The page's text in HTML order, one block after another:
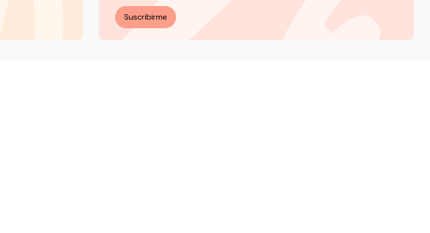
Suscribirme